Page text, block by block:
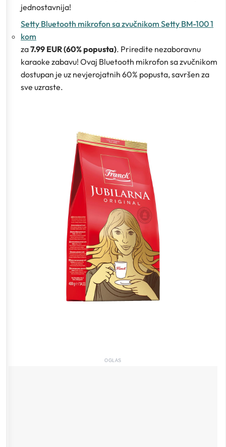
jednostavnija!
Setty Bluetooth mikrofon sa zvučnikom Setty BM-100 1
kom
za7.99 EUR (60% popusta). Priredite nezaboravnu
karaoke zabavu! Ovaj Bluetooth mikrofon sa zvučnikom
dostupan je uz nevjerojatnih 60% popusta, savršen za
sve uzraste.
OGLAS